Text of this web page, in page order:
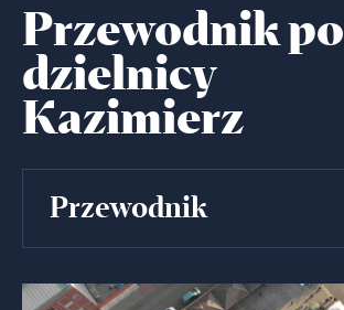
Przewodnik po
dzielnicy
Kazimierz
Przewodnik